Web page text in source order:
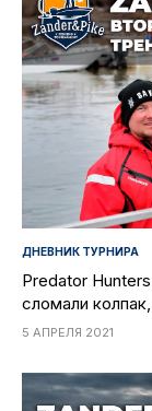
ДНЕВНИК ТУРНИРА
Predator
сломали
5 АПРЕЛЯ 2021